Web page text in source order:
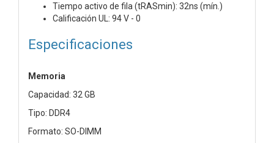
Tiempo activo de fila (tRASmin): 32ns (mín.)
Calificación UL: 94 V - 0
Especificaciones
Memoria
Capacidad: 32 GB
Tipo: DDR4
Formato: SO-DIMM